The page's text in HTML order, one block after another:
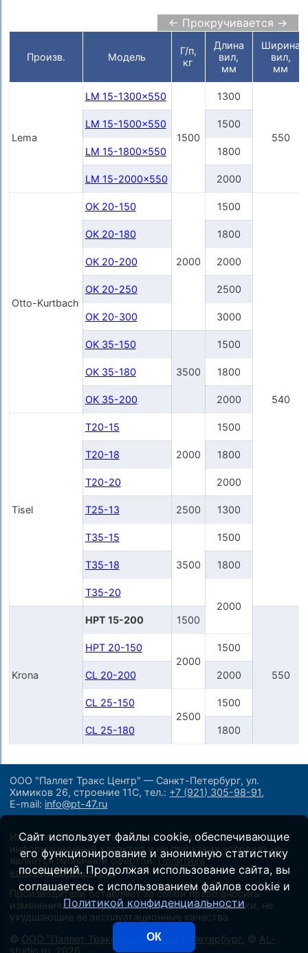
← Прокручивается →
Произв. Модель
Г/п,
кг
Длина
вил,
мм
Ширина
вил,
мм
Lema
LM 15-1300x550
1500
1300
550
LM 15-1500x550 1500
LM 15-1800x550 1800
LM 15-2000x550 2000
Otto-Kurtbach
OK 20-150
2000
1500
540
OK 20-180 1800
OK 20-200 2000
OK 20-250 2500
OK 20-300 3000
OK 35-150
3500
1500
OK 35-180 1800
OK 35-200 2000
Tisel
T20-15
2000
1500
T20-18 1800
T20-20 2000
T25-13 2500 1300
T35-15
3500
1500
T35-18 1800
T35-20
2000
Krona
HPT 15-200 1500
550
HPT 20-150
2000
1500
CL 20-200 2000
CL 25-150
2500
1500
CL 25-180 1800
ООО "Паллет Тракс Центр" — Санкт-Петербург, ул.
Химиков 26, строение 11С,тел.: +7 (921) 305-98-91,
E-mail: info@pt-47.ru
Информация на сайте носит исключительно
информационный характер и ни при каких условиях не
является публичной офертой. Политика
конфиденциальности.
Производители оставляют за собой право вносить
изменения в конструкцию и внешний вид техники, не
ухудшающие ее эксплуатационные качества.
© ООО "Паллет Тракс Центр", Санкт-Петербург , © AL-
studio.ru , 2026
Сайт использует файлы cookie, обеспечивающие
его функционирование и анонимную статистику
посещений. Продолжая использование сайта, вы
соглашаетесь с использованием файлов cookie и
Политикой конфиденциальности
ОК